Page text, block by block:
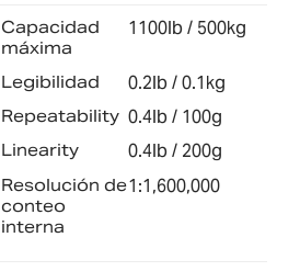
Capacidad
máxima
1100lb / 500kg
Legibilidad 0.2lb / 0.1kg
Repeatability 0.4lb / 100g
Linearity 0.4lb / 200g
Resolución de
conteo
interna
1:1,600,000